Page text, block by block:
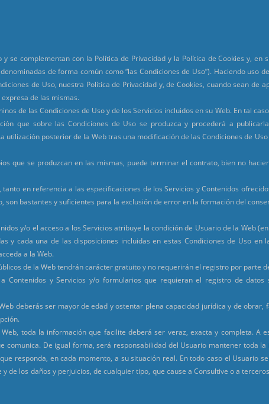
se complementan con la Política de Privacidad y la Política de Cookies y, en
de forma común como “las Condiciones de Uso”). Haciendo uso
de Uso, nuestra Política de Privacidad y, de Cookies, cuando sean de
de las mismas.
de las Condiciones de Uso y de los Servicios incluidos en su Web. En tal
que sobre las Condiciones de Uso se produzca y procederá a
posterior de la Web tras una modificación de las Condiciones de
que se produzcan en las mismas, puede terminar el contrato, bien no
en referencia a las especificaciones de los Servicios y Contenidos
son bastantes y suficientes para la exclusión de error en la formación del
y/o el acceso a los Servicios atribuye la condición de Usuario de la Web
y cada una de las disposiciones incluidas en estas Condiciones de Uso en
a la Web.
de la Web tendrán carácter gratuito y no requerirán el registro por parte
Contenidos y Servicios y/o formularios que requieran el registro de datos
deberás ser mayor de edad y ostentar plena capacidad jurídica y de obrar,
toda la información que facilite deberá ser veraz, exacta y completa. A
comunica. De igual forma, será responsabilidad del Usuario mantener toda
responda, en cada momento, a su situación real. En todo caso el Usuario
de los daños y perjuicios, de cualquier tipo, que cause a Consultive o a